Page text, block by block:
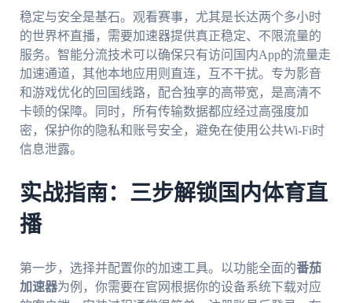
稳定与安全是基石。观看赛事，尤其是长达两个多小时
的世界杯直播，需要加速器提供真正稳定、不限流量的
服务。智能分流技术可以确保只有访问国内App的流量走
加速通道，其他本地应用则直连，互不干扰。专为影音
和游戏优化的回国线路，配合独享的高带宽，是高清不
卡顿的保障。同时，所有传输数据都应经过高强度加
密，保护你的隐私和账号安全，避免在使用公共Wi-Fi时
信息泄露。
实战指南：三步解锁国内体育直
播
第一步，选择并配置你的加速工具。以功能全面的番茄
加速器为例，你需要在官网根据你的设备系统下载对应